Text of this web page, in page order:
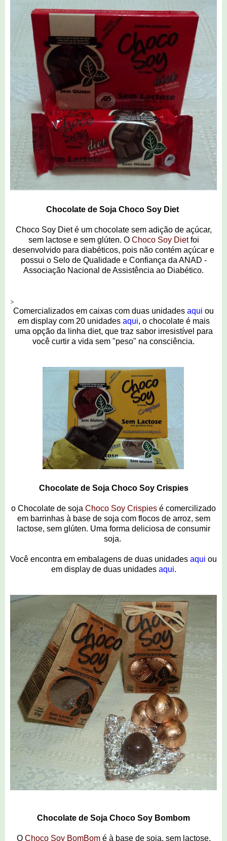
Chocolate de Soja Choco Soy Diet
Choco Soy Diet é um chocolate sem adição de açúcar,
sem lactose e sem glúten. O Choco Soy Dietfoi
desenvolvido para diabéticos, pois não contém açúcar e
possui o Selo de Qualidade e Confiança da ANAD -
Associação Nacional de Assistência ao Diabético.
>
Comercializados em caixas com duas unidades aqui ou
em display com 20 unidades aqui, o chocolate é mais
uma opção da linha diet, que traz sabor irresistível para
você curtir a vida sem "peso" na consciência.
Chocolate de Soja Choco Soy Crispies
o Chocolate de soja Choco Soy Crispies é comercilizado
em barrinhas à base de soja com flocos de arroz, sem
lactose, sem glúten. Uma forma deliciosa de consumir
soja.
Você encontra em embalagens de duas unidades aqui ou
em display de duas unidades aqui.
Chocolate de Soja Choco Soy Bombom
O Choco Soy BomBom é à base de soja, sem lactose,